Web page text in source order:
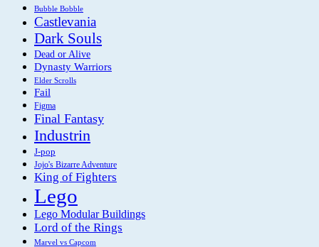
Bubble Bobble
Castlevania
Dark Souls
Dead or Alive
Dynasty Warriors
Elder Scrolls
Fail
Figma
Final Fantasy
Industrin
J-pop
Jojo's Bizarre Adventure
King of Fighters
Lego
Lego Modular Buildings
Lord of the Rings
Marvel vs Capcom